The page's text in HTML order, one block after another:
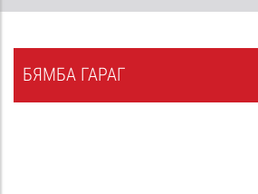
БЯМБА ГАРАГ